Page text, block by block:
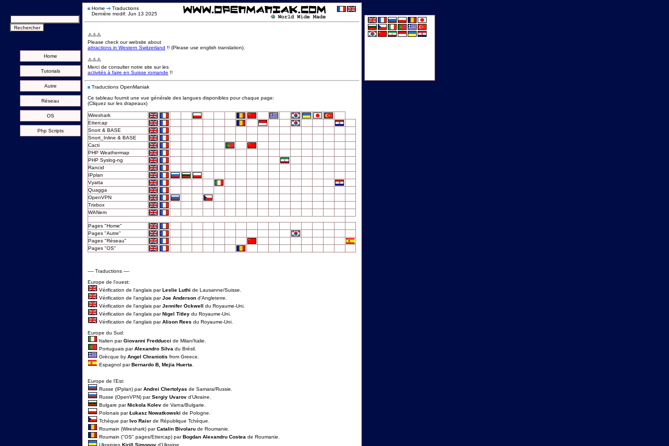
Home
Tutorials
Autre
Réseau
OS
Php Scripts
Home
Traductions
Dernière modif: Jun 13 2025
⚠️⚠️⚠️
Please check our website about
attractions in Western Switzerland !! (Please use english translation).
⚠️⚠️⚠️
Merci de consulter notre site sur les
activités à faire en Suisse romande !!
Traductions OpenManiak
Ce tableau fournit une vue générale des langues disponibles pour chaque page:
(Cliquez sur les drapeaux)
Wireshark
Ettercap
Snort & BASE
Snort_Inline & BASE
Cacti
PHP Weathermap
PHP Syslog-ng
Rancid
IPplan
Vyatta
Quagga
OpenVPN
Trixbox
WANem
Pages "Home"
Pages "Autre"
Pages "Réseau"
Pages "OS"
---- Traductions ----
Europe de l'ouest:
Vérification de l'anglais parLeslie Luthi de Lausanne/Suisse.
Vérification de l'anglais parJoe Anderson d'Angleterre.
Vérification de l'anglais parJennifer Ockwell du Royaume-Uni.
Vérification de l'anglais parNigel Titley du Royaume-Uni.
Vérification de l'anglais parAlison Rees du Royaume-Uni.
Europe du Sud:
Italien parGiovanni Fredducci de Milan/Italie.
Portuguais parAlexandro Silva du Brésil.
Grècque by Angel Chraniotis from Greece.
Espagnol parBernardo B, Mejia Huerta
Europe de l'Est:
Russe (IPplan) parAndrei Chertolyas de Samara/Russie.
Russe (OpenVPN) parSergiy Uvarov d'Ukraine.
Bulgare parNickola Kolev de Varna/Bulgarie.
Polonais parŁukasz Nowatkowski de Pologne.
Tchèque parIvo Raisr de République Tchèque.
Roumain (Wireshark) parCatalin Bivolaru de Roumanie.
Roumain ("OS" pages/Ettercap) parBogdan Alexandru Costea de Roumanie.
Ukrainien Kirill Simonov d'Ukraine.